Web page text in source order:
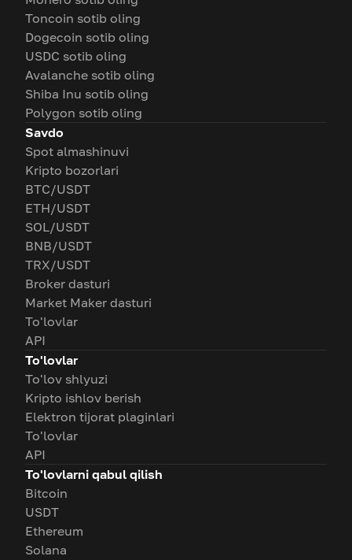
Toncoin sotib oling
Dogecoin sotib oling
USDC sotib oling
Avalanche sotib oling
Shiba Inu sotib oling
Polygon sotib oling
Savdo
Spot almashinuvi
Kripto bozorlari
BTC/USDT
ETH/USDT
SOL/USDT
BNB/USDT
TRX/USDT
Broker dasturi
Market Maker dasturi
To'lovlar
API
To'lovlar
To'lov shlyuzi
Kripto ishlov berish
Elektron tijorat plaginlari
To'lovlar
API
To'lovlarni qabul qilish
Bitcoin
USDT
Ethereum
Solana